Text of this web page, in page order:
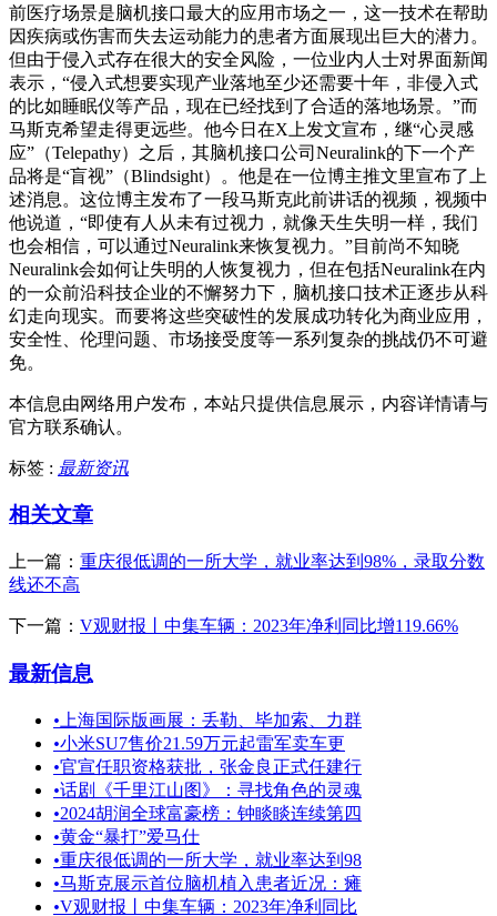
前医疗场景是脑机接口最大的应用市场之一，这一技术在帮助
因疾病或伤害而失去运动能力的患者方面展现出巨大的潜力。
但由于侵入式存在很大的安全风险，一位业内人士对界面新闻
表示，“侵入式想要实现产业落地至少还需要十年，非侵入式
的比如睡眠仪等产品，现在已经找到了合适的落地场景。”而
马斯克希望走得更远些。他今日在X上发文宣布，继“心灵感
应”（Telepathy）之后，其脑机接口公司Neuralink的下一个产
品将是“盲视”（Blindsight）。他是在一位博主推文里宣布了上
述消息。这位博主发布了一段马斯克此前讲话的视频，视频中
他说道，“即使有人从未有过视力，就像天生失明一样，我们
也会相信，可以通过Neuralink来恢复视力。”目前尚不知晓
Neuralink会如何让失明的人恢复视力，但在包括Neuralink在内
的一众前沿科技企业的不懈努力下，脑机接口技术正逐步从科
幻走向现实。而要将这些突破性的发展成功转化为商业应用，
安全性、伦理问题、市场接受度等一系列复杂的挑战仍不可避
免。
本信息由网络用户发布， 本站只提供信息展示，内容详情请与
官方联系确认。
标签 : 最新资讯
相关文章
上一篇： 重庆很低调的一所大学，就业率达到98%，录取分数
线还不高
下一篇： V观财报丨中集车辆：2023年净利同比增119.66%
最新信息
• 上海国际版画展：丢勒、毕加索、力群
•小米SU7售价21.59万元起雷军卖车更
•官宣任职资格获批，张金良正式任建行
•话剧《千里江山图》：寻找角色的灵魂
•2024胡润全球富豪榜：钟睒睒连续第四
•黄金“暴打”爱马仕
•重庆很低调的一所大学，就业率达到98
•马斯克展示首位脑机植入患者近况：瘫
•V观财报丨中集车辆：2023年净利同比